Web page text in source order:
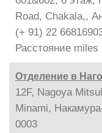
Road, Chakala,,
(+ 91) 22
Расстояние miles
Отделение в
12F, Nagoya
Minami,
0003